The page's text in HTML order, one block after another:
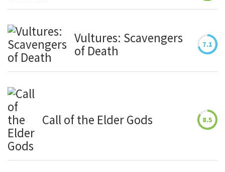
Vultures: Scavengers
of Death
7.1
Call of the Elder Gods 8.5